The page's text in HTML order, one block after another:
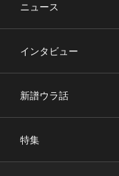
ニュース
インタビュー
新譜ウラ話
特集